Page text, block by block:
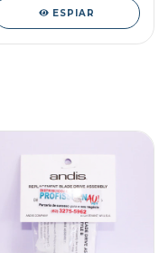
ESPIAR